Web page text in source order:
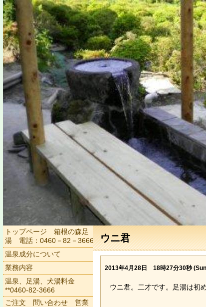
ウニ君
2013年4月28日 18時27分30秒
ウニ君。二才です。足湯は初
トップページ 箱根の森足
湯 電話：0460－82－3666
温泉成分について
業務内容
温泉、足湯、犬湯料金
**0460-82-3666
ご注文 問い合わせ 営業